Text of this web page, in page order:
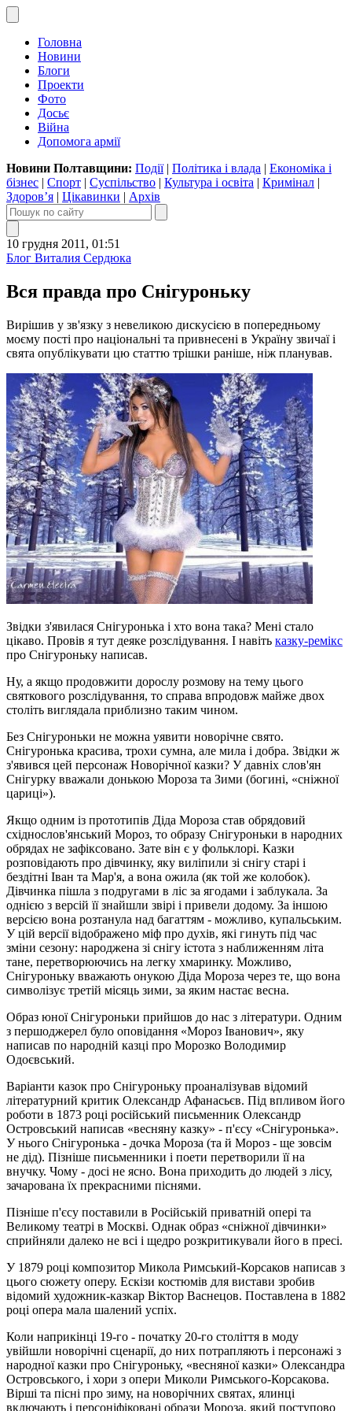
Головна
Новини
Блоги
Проекти
Фото
Досьє
Війна
Допомога армії
Новини Полтавщини: Події| Політика і влада | Економіка і
бізнес | Спорт | Суспільство | Культура і освіта | Кримінал |
Здоров’я | Цікавинки | Архів
10 грудня 2011, 01:51
Блог Виталия Сердюка
Вся правда про Снігуроньку
Вирішив у зв'язку з невеликою дискусією в попередньому
моєму пості про національні та привнесені в Україну звичаї і
свята опублікувати цю статтю трішки раніше, ніж планував.
Звідки з'явилася Снігуронька і хто вона така? Мені стало
цікаво. Провів я тут деяке розслідування. І навіть казку-ремікс
про Снігуроньку написав.
Ну, а якщо продовжити дорослу розмову на тему цього
святкового розслідування, то справа впродовж майже двох
століть виглядала приблизно таким чином.
Без Снігуроньки не можна уявити новорічне свято.
Снігуронька красива, трохи сумна, але мила і добра. Звідки ж
з'явився цей персонаж Новорічної казки? У давніх слов'ян
Снігурку вважали донькою Мороза та Зими (богині, «сніжної
цариці»).
Якщо одним із прототипів Діда Мороза став обрядовий
східнослов'янський Мороз, то образу Снігуроньки в народних
обрядах не зафіксовано. Зате він є у фольклорі. Казки
розповідають про дівчинку, яку виліпили зі снігу старі і
бездітні Іван та Мар'я, а вона ожила (як той же колобок).
Дівчинка пішла з подругами в ліс за ягодами і заблукала. За
однією з версій її знайшли звірі і привели додому. За іншою
версією вона розтанула над багаттям - можливо, купальським.
У цій версії відображено міф про духів, які гинуть під час
зміни сезону: народжена зі снігу істота з наближенням літа
тане, перетворюючись на легку хмаринку. Можливо,
Снігуроньку вважають онукою Діда Мороза через те, що вона
символізує третій місяць зими, за яким настає весна.
Образ юної Снігуроньки прийшов до нас з літератури. Одним
з першоджерел було оповідання «Мороз Іванович», яку
написав по народній казці про Морозко Володимир
Одоєвський.
Варіанти казок про Снігуроньку проаналізував відомий
літературний критик Олександр Афанасьєв. Під впливом його
роботи в 1873 році російський письменник Олександр
Островський написав «весняну казку» - п'єсу «Снігуронька».
У нього Снігуронька - дочка Мороза (та й Мороз - ще зовсім
не дід). Пізніше письменники і поети перетворили її на
внучку. Чому - досі не ясно. Вона приходить до людей з лісу,
зачарована їх прекрасними піснями.
Пізніше п'єсу поставили в Російській приватній опері та
Великому театрі в Москві. Однак образ «сніжної дівчинки»
сприйняли далеко не всі і щедро розкритикували його в пресі.
У 1879 році композитор Микола Римський-Корсаков написав з
цього сюжету оперу. Ескізи костюмів для вистави зробив
відомий художник-казкар Віктор Васнецов. Поставлена ​​в 1882
році опера мала шалений успіх.
Коли наприкінці 19-го - початку 20-го століття в моду
увійшли новорічні сценарії, до них потрапляють і персонажі з
народної казки про Снігуроньку, «весняної казки» Олександра
Островського, і хори з опери Миколи Римського-Корсакова.
Вірші та пісні про зиму, на новорічних святах, ялинці
включають і персоніфіковані образи Мороза, який поступово